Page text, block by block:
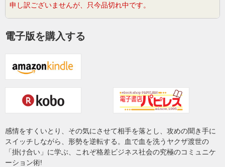
申し訳ございませんが、只今品切れ中です。
電子版を購入する
感情をすくいとり、その気にさせて相手を落とし、攻めの聞き手に
スイッチしながら、形勢を逆転する。血で血を洗うヤクザ渡世の
「掛け合い」に学ぶ、これぞ格差ビジネス社会の究極のコミュニケ
ーション術!